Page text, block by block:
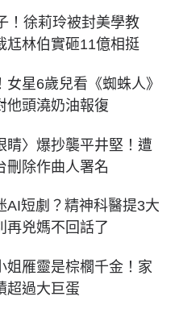
！徐莉玲被封美學教
林伯實砸11億相挺
女星6歲兒看《蜘蛛人》
頭澆奶油報復
睛〉爆抄襲平井堅！遭
刪除作曲人署名
AI短劇？精神科醫提3大
兇媽不回話了
姐雁靈是棕櫚千金！家
超過大巨蛋